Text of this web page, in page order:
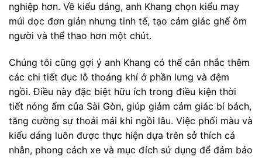
nghiệp hơn. Về kiểu dáng, anh Khang chọn kiểu may
múi dọc đơn giản nhưng tinh tế, tạo cảm giác ghế ôm
người và thể thao hơn một chút.
Chúng tôi cũng gợi ý anh Khang có thể cân nhắc thêm
các chi tiết đục lỗ thoáng khí ở phần lưng và đệm
ngồi. Điều này đặc biệt hữu ích trong điều kiện thời
tiết nóng ẩm của Sài Gòn, giúp giảm cảm giác bí bách,
tăng cường sự thoải mái khi ngồi lâu. Việc phối màu và
kiểu dáng luôn được thực hiện dựa trên sở thích cá
nhân, phong cách xe và mục đích sử dụng để đảm bảo